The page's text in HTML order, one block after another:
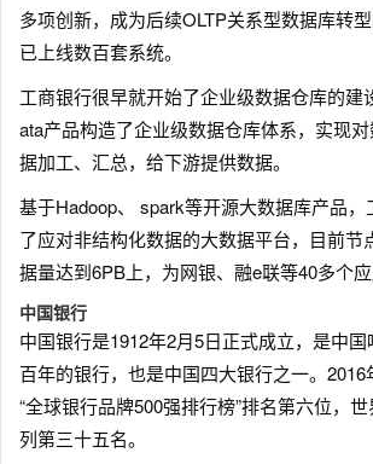
多项创新，成为后续OLTP关系型数据库转
已上线数百套系统。
工商银行很早就开始了企业级数据仓库的建
ata产品构造了企业级数据仓库体系，实现
据加工、汇总，给下游提供数据。
基于Hadoop、 spark等开源大数据库产品
了应对非结构化数据的大数据平台，目前节
据量达到6PB上，为网银、融e联等40多个应
中国银行
中国银行是1912年2月5日正式成立，是中
百年的银行，也是中国四大银行之一。2016
“全球银行品牌500强排行榜”排名第六位，
列第三十五名。